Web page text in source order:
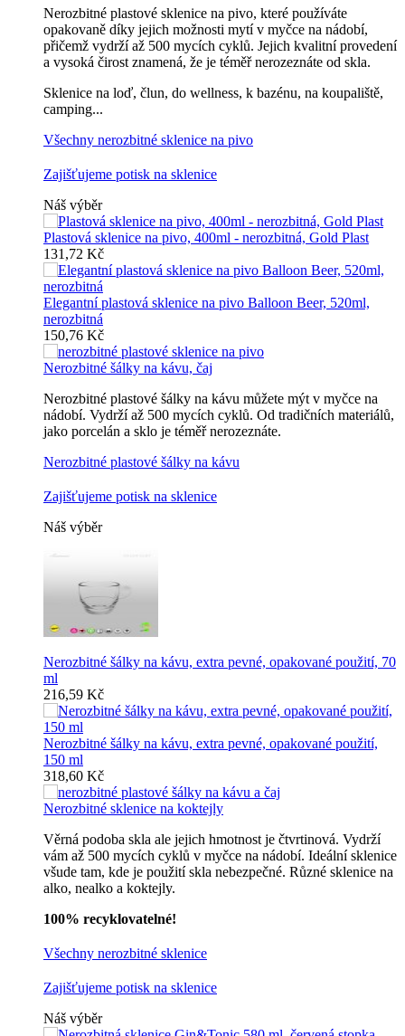
Nerozbitné plastové sklenice na pivo, které používáte
opakovaně díky jejich možnosti mytí v myčce na nádobí,
přičemž vydrží až 500 mycích cyklů. Jejich kvalitní provedení
a vysoká čirost znamená, že je téměř nerozeznáte od skla.
Sklenice na loď, člun, do wellness, k bazénu, na koupaliště,
camping...
Všechny nerozbitné sklenice na pivo
Zajišťujeme potisk na sklenice
Náš výběr
Plastová sklenice na pivo, 400ml - nerozbitná, Gold Plast
131,72 Kč
Elegantní plastová sklenice na pivo Balloon Beer, 520ml,
nerozbitná
150,76 Kč
Nerozbitné šálky na kávu, čaj
Nerozbitné plastové šálky na kávu můžete mýt v myčce na
nádobí. Vydrží až 500 mycích cyklů. Od tradičních materiálů,
jako porcelán a sklo je téměř nerozeznáte.
Nerozbitné plastové šálky na kávu
Zajišťujeme potisk na sklenice
Náš výběr
Nerozbitné šálky na kávu, extra pevné, opakované použití, 70
ml
216,59 Kč
Nerozbitné šálky na kávu, extra pevné, opakované použití,
150 ml
318,60 Kč
Nerozbitné sklenice na koktejly
Věrná podoba skla ale jejich hmotnost je čtvrtinová. Vydrží
vám až 500 mycích cyklů v myčce na nádobí. Ideální sklenice
všude tam, kde je použití skla nebezpečné. Různé sklenice na
alko, nealko a koktejly.
100% recyklovatelné!
Všechny nerozbitné sklenice
Zajišťujeme potisk na sklenice
Náš výběr